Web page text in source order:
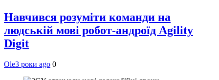
Навчився розуміти команди на
людській мові робот-андроїд Agility
Digit
Ole3 роки ago 0